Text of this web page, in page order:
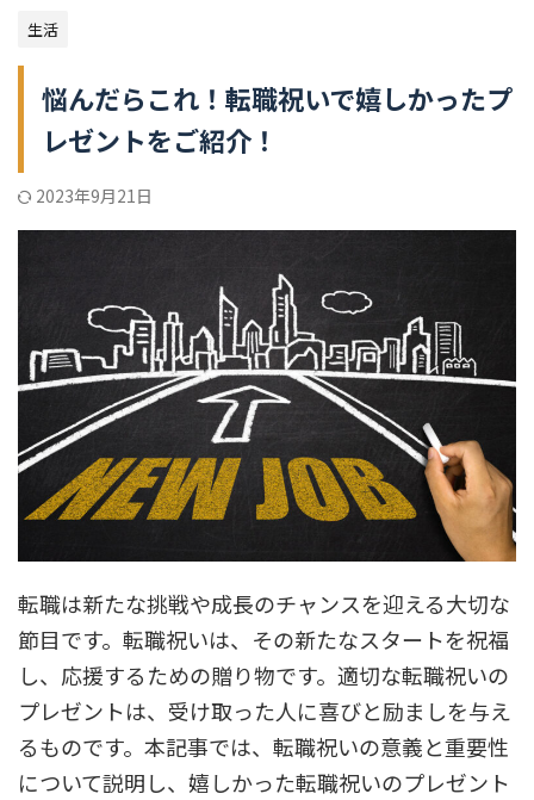
生活
悩んだらこれ！転職祝いで嬉しかったプ
レゼントをご紹介！
2023年9月21日
転職は新たな挑戦や成長のチャンスを迎える大切な
節目です。転職祝いは、その新たなスタートを祝福
し、応援するための贈り物です。適切な転職祝いの
プレゼントは、受け取った人に喜びと励ましを与え
るものです。本記事では、転職祝いの意義と重要性
について説明し、嬉しかった転職祝いのプレゼント